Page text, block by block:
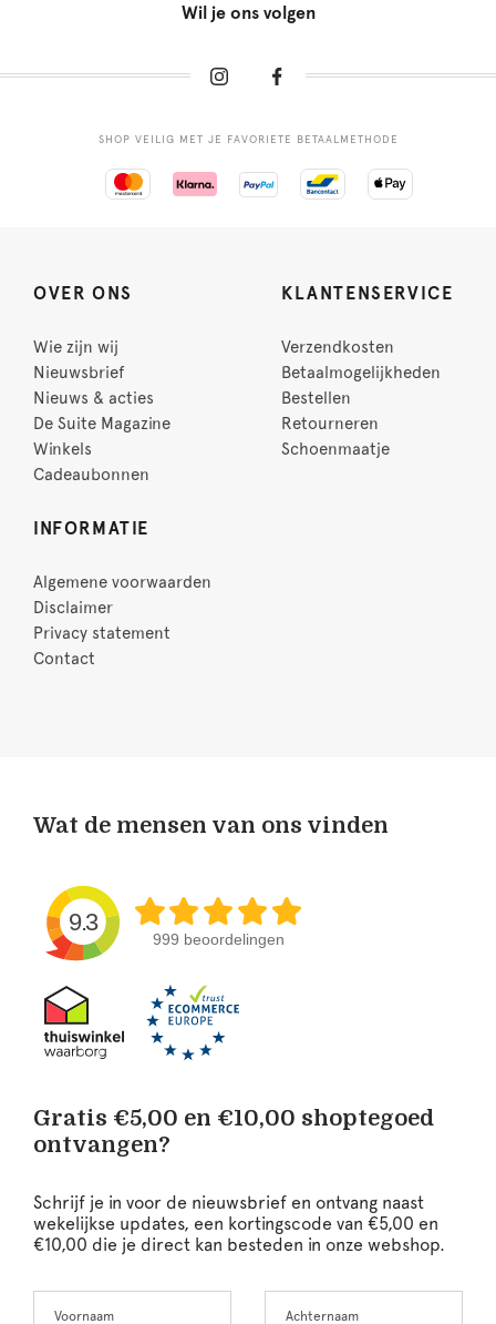
Wil je ons volgen
SHOP VEILIG MET JE FAVORIETE BETAALMETHODE
OVER ONS
Wie zijn wij
Nieuwsbrief
Nieuws & acties
De Suite Magazine
Winkels
Cadeaubonnen
KLANTENSERVICE
Verzendkosten
Betaalmogelijkheden
Bestellen
Retourneren
Schoenmaatje
INFORMATIE
Algemene voorwaarden
Disclaimer
Privacy statement
Contact
Wat de mensen van ons vinden
9.3
999 beoordelingen
Gratis €5,00 en €10,00 shoptegoed
ontvangen?
Schrijf je in voor de nieuwsbrief en ontvang naast
wekelijkse updates, een kortingscode van €5,00 en
€10,00 die je direct kan besteden in onze webshop.
this